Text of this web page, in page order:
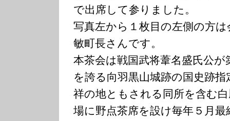
で出席して参りました。
写真左から１枚目の左側の方
敏町長さんです。
本茶会は戦国武将葦名盛氏公
を誇る向羽黒山城跡の国史跡
祥の地ともされる同所を含む
場に野点茶席を設け毎年５月